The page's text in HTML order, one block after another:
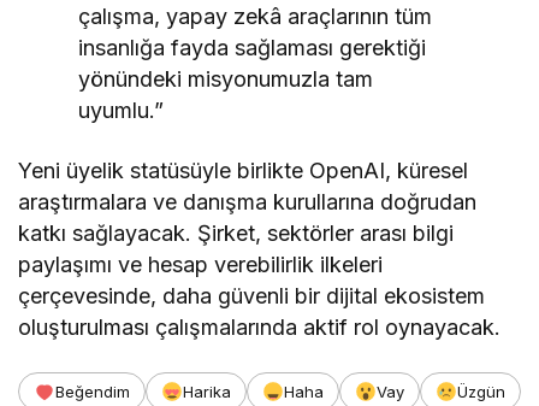
çalışma, yapay zekâ araçlarının tüm
insanlığa fayda sağlaması gerektiği
yönündeki misyonumuzla tam
uyumlu.”
Yeni üyelik statüsüyle birlikte OpenAI, küresel
araştırmalara ve danışma kurullarına doğrudan
katkı sağlayacak. Şirket, sektörler arası bilgi
paylaşımı ve hesap verebilirlik ilkeleri
çerçevesinde, daha güvenli bir dijital ekosistem
oluşturulması çalışmalarında aktif rol oynayacak.
Beğendim Harika Haha Vay Üzgün